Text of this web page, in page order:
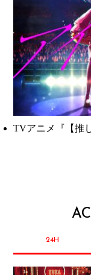
TVアニメ『【推
24H